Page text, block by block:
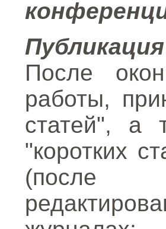
После
работы,
статей", а
"коротких
(после